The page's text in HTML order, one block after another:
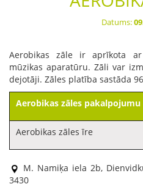
Datums:
Aerobikas zāle ir aprīkota
mūzikas aparatūru. Zāli var
dejotāji. Zāles platība sastāda
Aerobikas zāles
Aerobikas zāles īre
M. Namiķa iela 2b,
3430